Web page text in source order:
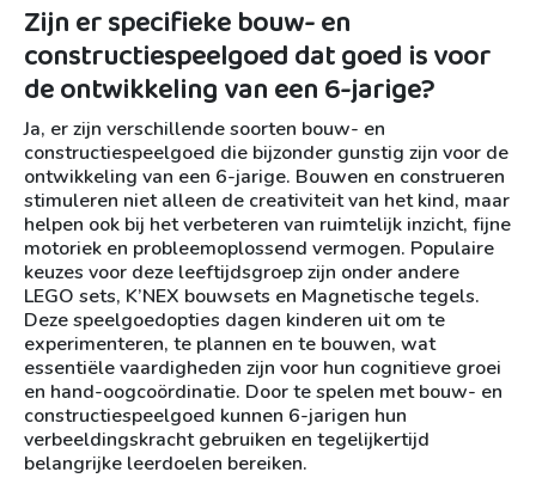
Zijn er specifieke bouw- en
constructiespeelgoed dat goed is voor
de ontwikkeling van een 6-jarige?
Ja, er zijn verschillende soorten bouw- en
constructiespeelgoed die bijzonder gunstig zijn voor de
ontwikkeling van een 6-jarige. Bouwen en construeren
stimuleren niet alleen de creativiteit van het kind, maar
helpen ook bij het verbeteren van ruimtelijk inzicht, fijne
motoriek en probleemoplossend vermogen. Populaire
keuzes voor deze leeftijdsgroep zijn onder andere
LEGO sets, K’NEX bouwsets en Magnetische tegels.
Deze speelgoedopties dagen kinderen uit om te
experimenteren, te plannen en te bouwen, wat
essentiële vaardigheden zijn voor hun cognitieve groei
en hand-oogcoördinatie. Door te spelen met bouw- en
constructiespeelgoed kunnen 6-jarigen hun
verbeeldingskracht gebruiken en tegelijkertijd
belangrijke leerdoelen bereiken.